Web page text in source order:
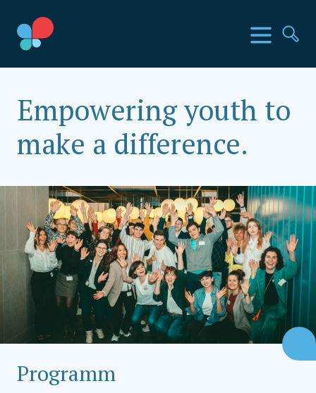
zum
Inhalt
Menü
SIA Länder
Empowering youth to
make a difference.
Programm